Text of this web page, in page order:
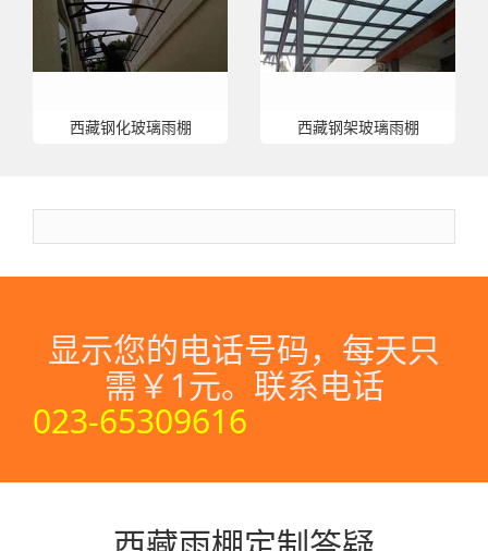
西藏钢化玻璃雨棚 西藏钢架玻璃雨棚
显示您的电话号码，每天只
需￥1元。联系电话
023-65309616